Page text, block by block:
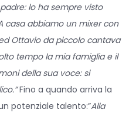
lo ha sempre visto
casa abbiamo un mixer con
Ottavio da piccolo cantava
tempo la mia famiglia e il
della sua voce: si
Fino a quando arriva la
potenziale talento:”Alla